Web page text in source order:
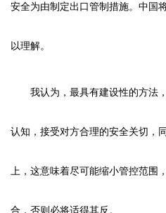
安全为由制定出口管制措施。中国
以理解。
我认为，最具有建设性的方法
认知，接受对方合理的安全关切，
上，这意味着尽可能缩小管控范围
合，否则必将适得其反。